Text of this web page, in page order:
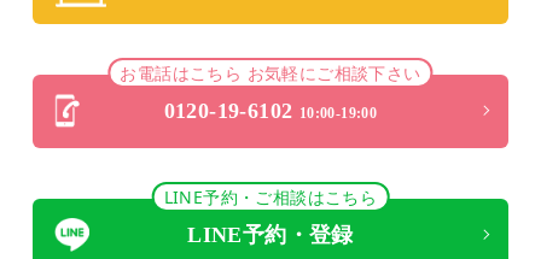
お電話はこちら お気軽にご相談下さい
0120-19-6102 10:00-19:00
LINE予約・ご相談はこちら
LINE予約・登録